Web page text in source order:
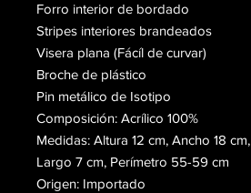
Forro interior de bordado
Stripes interiores brandeados
Visera plana (Fácíl de curvar)
Broche de plástico
Pin metálico de Isotipo
Composición: Acrílico 100%
Medidas: Altura 12 cm, Ancho 18 cm,
Largo 7 cm, Perímetro 55-59 cm
Origen: Importado